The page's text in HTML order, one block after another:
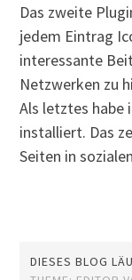
Das zweite
jedem Eintrag
interessante
Netzwerken zu
Als letztes habe
installiert. Das
Seiten in
DIESES BLOG